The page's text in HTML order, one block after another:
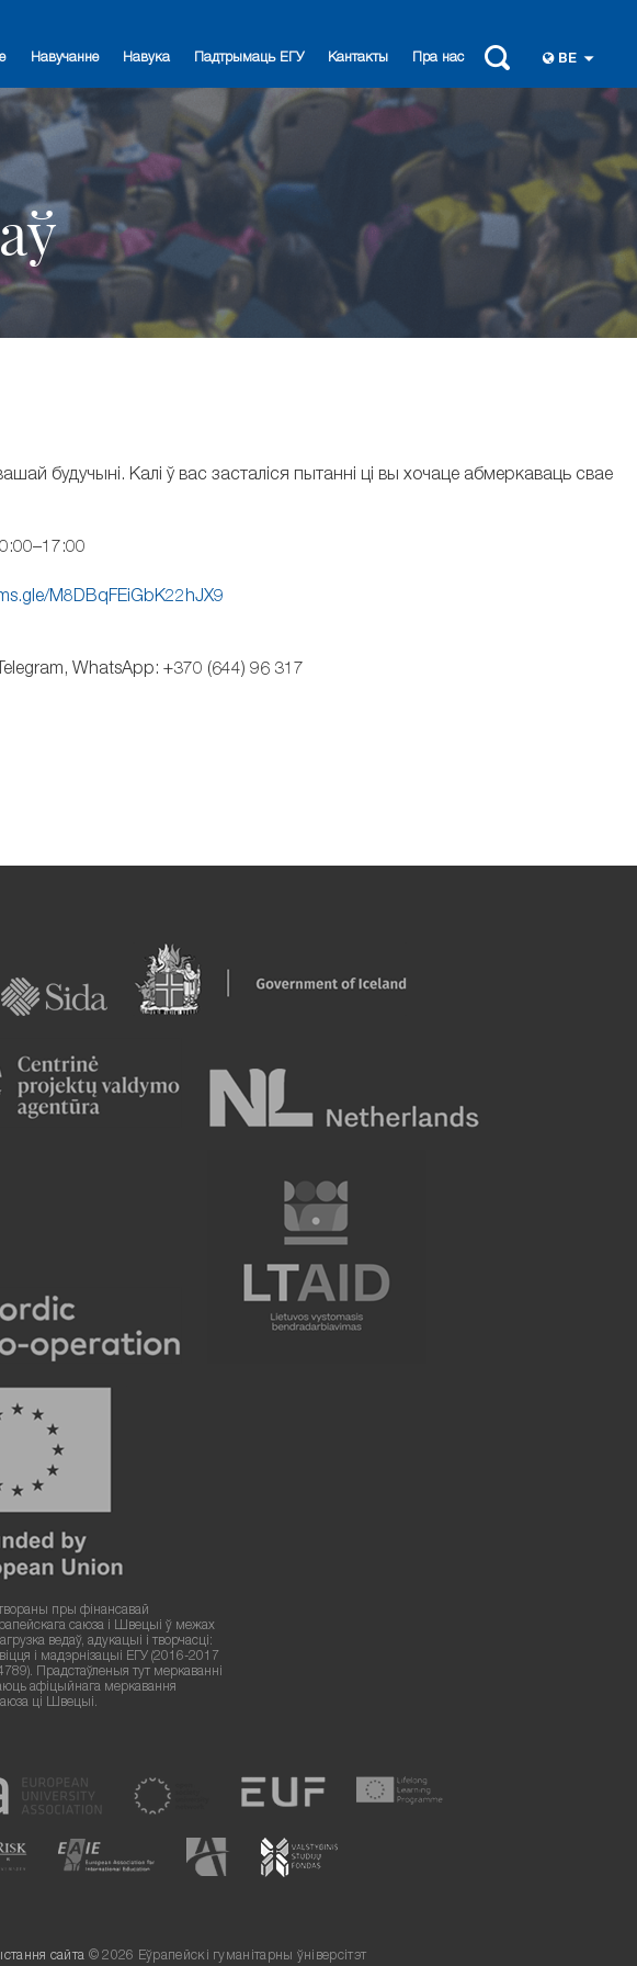
Навучанне Навука Падтрымаць ЕГУ Кантакты Пра нас BE
будучыні. Калі ў вас засталіся пытанні ці вы хочаце абмеркаваць свае
M8DBqFEiGbK22hJX9
WhatsApp: +370 (644) 96 317
пры фінансавай
саюза і Швецыі ў межах
ведаў, адукацыі і творчасці:
і мадэрнізацыі ЕГУ (2016-2017
Прадстаўленыя тут меркаванні
афіцыйнага меркавання
ці Швецыі.
сайта © 2026 Еўрапейскі гуманітарны ўніверсітэт